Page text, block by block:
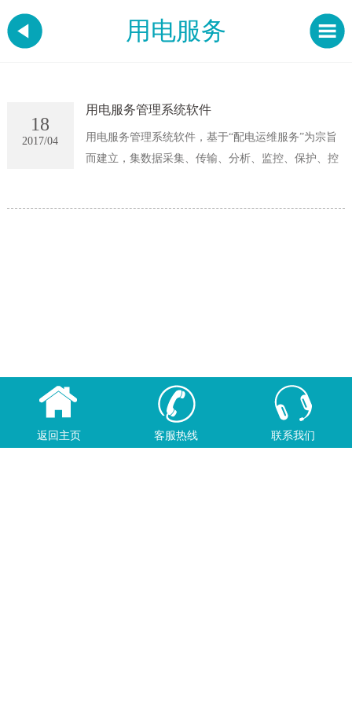
用电服务
18
2017/04
用电服务管理系统软件
用电服务管理系统软件，基于“配电运维服务”为宗旨
而建立，集数据采集、传输、分析、监控、保护、控
返回主页 客服热线 联系我们